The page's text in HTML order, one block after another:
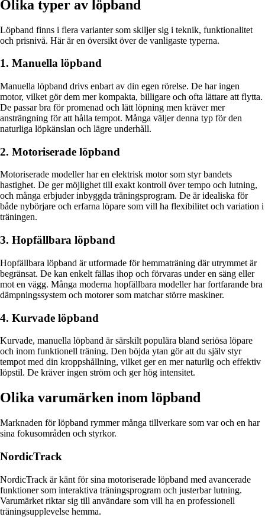
Olika typer av löpband
Löpband finns i flera varianter som skiljer sig i teknik, funktionalitet
och prisnivå. Här är en översikt över de vanligaste typerna.
1. Manuella löpband
Manuella löpband drivs enbart av din egen rörelse. De har ingen
motor, vilket gör dem mer kompakta, billigare och ofta lättare att flytta.
De passar bra för promenad och lätt löpning men kräver mer
ansträngning för att hålla tempot. Många väljer denna typ för den
naturliga löpkänslan och lägre underhåll.
2. Motoriserade löpband
Motoriserade modeller har en elektrisk motor som styr bandets
hastighet. De ger möjlighet till exakt kontroll över tempo och lutning,
och många erbjuder inbyggda träningsprogram. De är idealiska för
både nybörjare och erfarna löpare som vill ha flexibilitet och variation i
träningen.
3. Hopfällbara löpband
Hopfällbara löpband är utformade för hemmaträning där utrymmet är
begränsat. De kan enkelt fällas ihop och förvaras under en säng eller
mot en vägg. Många moderna hopfällbara modeller har fortfarande bra
dämpningssystem och motorer som matchar större maskiner.
4. Kurvade löpband
Kurvade, manuella löpband är särskilt populära bland seriösa löpare
och inom funktionell träning. Den böjda ytan gör att du själv styr
tempot med din kroppshållning, vilket ger en mer naturlig och effektiv
löpstil. De kräver ingen ström och ger hög intensitet.
Olika varumärken inom löpband
Marknaden för löpband rymmer många tillverkare som var och en har
sina fokusområden och styrkor.
NordicTrack
NordicTrack är känt för sina motoriserade löpband med avancerade
funktioner som interaktiva träningsprogram och justerbar lutning.
Varumärket riktar sig till användare som vill ha en professionell
träningsupplevelse hemma.